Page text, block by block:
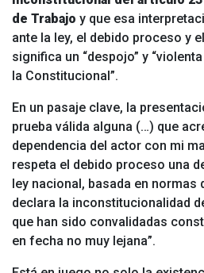
de Trabajo y que esa
ante la ley, el debido proceso y
significa un “despojo” y
la Constitucional”.
En un pasaje clave, la
prueba válida alguna (…) que
dependencia del actor con mi
respeta el debido proceso una
ley nacional, basada en normas
declara la inconstitucionalidad
que han sido convalidadas
en fecha no muy lejana”.